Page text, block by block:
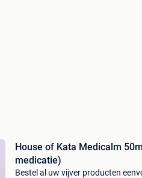
House of Kata Medicalm
medicatie)
Bestel al uw vijver producten